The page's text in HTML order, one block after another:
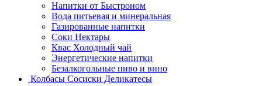
Напитки от Быстроном
Вода питьевая и минеральная
Газированные напитки
Соки Нектары
Квас Холодный чай
Энергетические напитки
Безалкогольные пиво и вино
Колбасы Сосиски Деликатесы